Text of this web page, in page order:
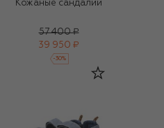
Кожаные сандалии
57 400 ₽
39 950 ₽
-30%